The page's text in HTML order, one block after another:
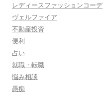
レディースファッションコーデ
ヴェルファイア
不動産投資
便利
占い
就職・転職
悩み相談
愚痴